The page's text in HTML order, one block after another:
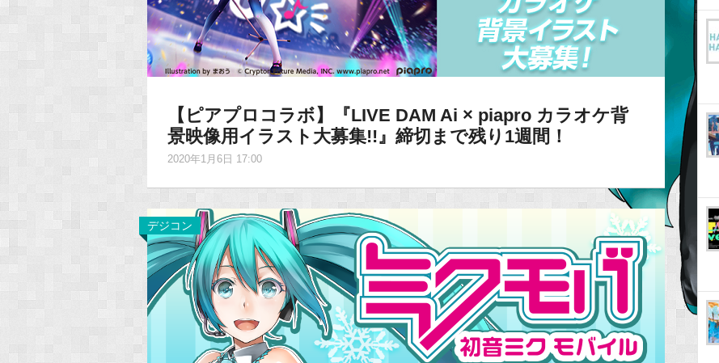
【ピアプロコラボ】『LIVE DAM Ai × piapro カラオケ背
景映像用イラスト大募集!!』締切まで残り1週間！
2020年1月6日 17:00
デジコン